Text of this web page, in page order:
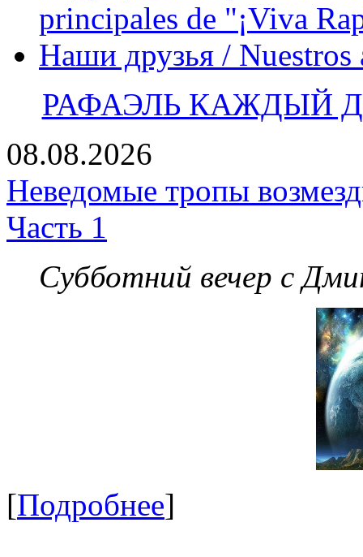
principales de "¡Viva
Наши друзья / Nuestros
РАФАЭЛЬ КАЖДЫЙ
08.08.2026
Неведомые тропы
Часть 1
Субботний вечер с
[Подробнее]